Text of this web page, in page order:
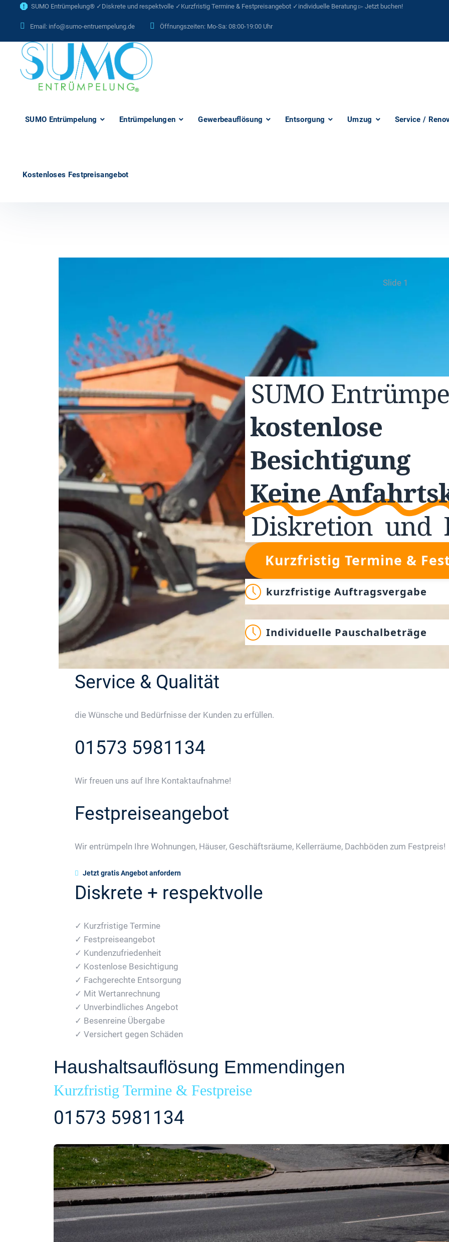
SUMO Entrümpelung® ✓Diskrete und respektvolle ✓Kurzfristig Termine & Festpreisangebot ✓individuelle Beratung ▻ Jetzt buchen!
Email: info@sumo-entruempelung.de Öffnungszeiten: Mo-Sa: 08:00-19:00 Uhr
SUMO Entrümpelung Entrümpelungen Gewerbeauflösung Entsorgung Umzug Service /
Kostenloses Festpreisangebot
Slide 1
SUMO
kostenlose
Besichtigung
Keine
Diskretion und
Kurzfristig Termine &
kurzfristige Auftragsvergabe
Individuelle Pauschalbeträge
Service & Qualität
die Wünsche und Bedürfnisse der Kunden zu erfüllen.
01573 5981134
Wir freuen uns auf Ihre Kontaktaufnahme!
Festpreiseangebot
Wir entrümpeln Ihre Wohnungen, Häuser, Geschäftsräume, Kellerräume, Dachböden zum Festpreis!
Jetzt gratis Angebot anfordern
Diskrete + respektvolle
✓ Kurzfristige Termine
✓ Festpreiseangebot
✓ Kundenzufriedenheit
✓ Kostenlose Besichtigung
✓ Fachgerechte Entsorgung
✓ Mit Wertanrechnung
✓ Unverbindliches Angebot
✓ Besenreine Übergabe
✓ Versichert gegen Schäden
Haushaltsauflösung Emmendingen
Kurzfristig Termine & Festpreise
01573 5981134